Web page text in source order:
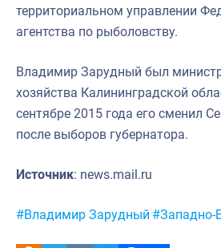
территориальном управлении
агентства по рыболовству.
Владимир Зарудный был
хозяйства Калининградской
сентябре 2015 года его сменил
после выборов губернатора.
Источник: news.mail.ru
Метки:
#Владимир Зарудный #Западно-